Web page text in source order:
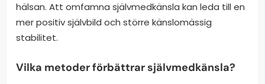
hälsan. Att omfamna självmedkänsla kan leda till en
mer positiv självbild och större känslomässig
stabilitet.
Vilka metoder förbättrar självmedkänsla?